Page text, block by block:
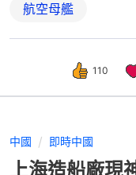
航空母艦
110
中國 即時中國
上海造船廠現